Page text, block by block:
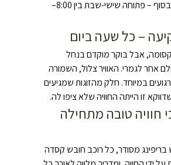
הטורקי שמחכה בסוף – פתוחה שישי-שבת בין 8:00–
– כל שעה ביום
אבל בוקר מוקדם בנחל
אחר לגמרי. האוויר צלול, השמורה
במיוחד. חלק מהזוגות שמגיעים
זו הייתה החוויה שלא ציפו לה.
חוויה טובה מתחילה
בריפינג מסודר, כל רוכב חובש קסדה